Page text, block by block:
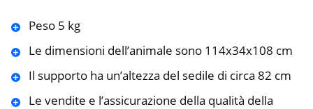
Peso 5 kg
Le dimensioni dell’animale sono 114x34x108 cm
Il supporto ha un’altezza del sedile di circa 82 cm
Le vendite e l’assicurazione della qualità della